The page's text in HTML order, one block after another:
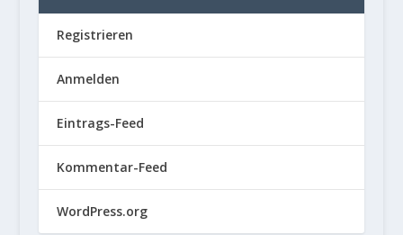
Registrieren
Anmelden
Eintrags-Feed
Kommentar-Feed
WordPress.org